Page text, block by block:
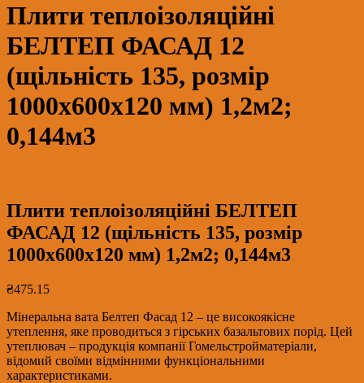
Плити теплоізоляційні
БЕЛТЕП ФАСАД 12
(щільність 135, розмір
1000х600х120 мм) 1,2м2;
0,144м3
Плити теплоізоляційні БЕЛТЕП
ФАСАД 12 (щільність 135, розмір
1000х600х120 мм) 1,2м2; 0,144м3
₴475.15
Мінеральна вата Белтеп Фасад 12 – це високоякісне
утеплення, яке проводиться з гірських базальтових порід. Цей
утеплювач – продукція компанії Гомельстройматеріали,
відомий своїми відмінними функціональними
характеристиками.